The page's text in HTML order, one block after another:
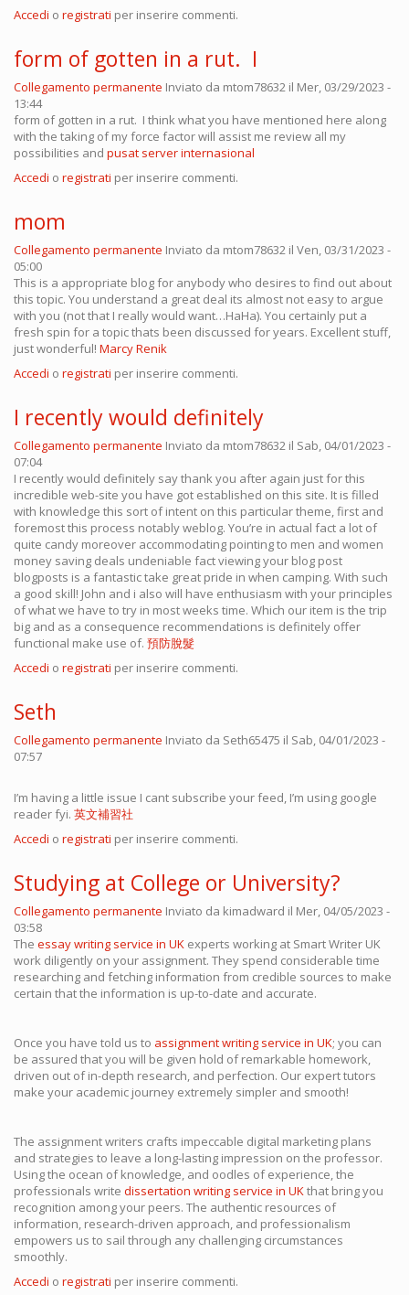
Accedi o registrati per inserire commenti.
form of gotten in a rut. I
Collegamento permanente Inviato da mtom78632 il Mer, 03/29/2023 -
13:44
form of gotten in a rut. I think what you have mentioned here along
with the taking of my force factor will assist me review all my
possibilities and pusat server internasional
Accedi o registrati per inserire commenti.
mom
Collegamento permanente Inviato da mtom78632 il Ven, 03/31/2023 -
05:00
This is a appropriate blog for anybody who desires to find out about
this topic. You understand a great deal its almost not easy to argue
with you (not that I really would want…HaHa). You certainly put a
fresh spin for a topic thats been discussed for years. Excellent stuff,
just wonderful! Marcy Renik
Accedi o registrati per inserire commenti.
I recently would definitely
Collegamento permanente Inviato da mtom78632 il Sab, 04/01/2023 -
07:04
I recently would definitely say thank you after again just for this
incredible web-site you have got established on this site. It is filled
with knowledge this sort of intent on this particular theme, first and
foremost this process notably weblog. You’re in actual fact a lot of
quite candy moreover accommodating pointing to men and women
money saving deals undeniable fact viewing your blog post
blogposts is a fantastic take great pride in when camping. With such
a good skill! John and i also will have enthusiasm with your principles
of what we have to try in most weeks time. Which our item is the trip
big and as a consequence recommendations is definitely offer
functional make use of. 預防脫髮
Accedi o registrati per inserire commenti.
Seth
Collegamento permanente Inviato da Seth65475 il Sab, 04/01/2023 -
07:57
I’m having a little issue I cant subscribe your feed, I’m using google
reader fyi. 英文補習社
Accedi o registrati per inserire commenti.
Studying at College or University?
Collegamento permanente Inviato da kimadward il Mer, 04/05/2023 -
03:58
The essay writing service in UK experts working at Smart Writer UK
work diligently on your assignment. They spend considerable time
researching and fetching information from credible sources to make
certain that the information is up-to-date and accurate.
Once you have told us to assignment writing service in UK; you can
be assured that you will be given hold of remarkable homework,
driven out of in-depth research, and perfection. Our expert tutors
make your academic journey extremely simpler and smooth!
The assignment writers crafts impeccable digital marketing plans
and strategies to leave a long-lasting impression on the professor.
Using the ocean of knowledge, and oodles of experience, the
professionals write dissertation writing service in UKthat bring you
recognition among your peers. The authentic resources of
information, research-driven approach, and professionalism
empowers us to sail through any challenging circumstances
smoothly.
Accedi o registrati per inserire commenti.